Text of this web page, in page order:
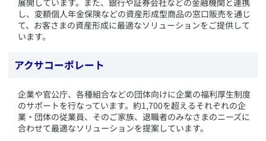
し、変額個人年金保険などの資産形成型商品の窓口販売を通じ
て、お客さまの資産形成に最適なソリューションをご提供して
います。
アクサコーポレート
​企業や官公庁、各種組合などの団体向けに企業の福利厚生制度
のサポートを行なっています。約1,700を超えるそれぞれの企
業・団体の従業員、そのご家族、退職者のみなさまのニーズに
合わせて最適なソリューションを提案しています。